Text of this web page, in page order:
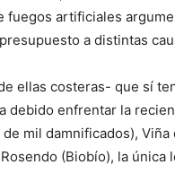
artificiales
a distintas
ellas costeras- que sí
debido enfrentar la
mil damnificados), Viña
(Biobío), la